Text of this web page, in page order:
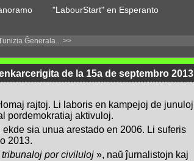
"LabourStart" en Esperanto
Ĝenerala... >>
de la 15a de septembro 2013
rajtoj. Li laboris en kampejoj de junuloj
pordemokratiaj aktivuloj.
sia unua arestado en 2006. Li suferis
2013.
por civiluloj », naŭ ĵurnalistojn kaj